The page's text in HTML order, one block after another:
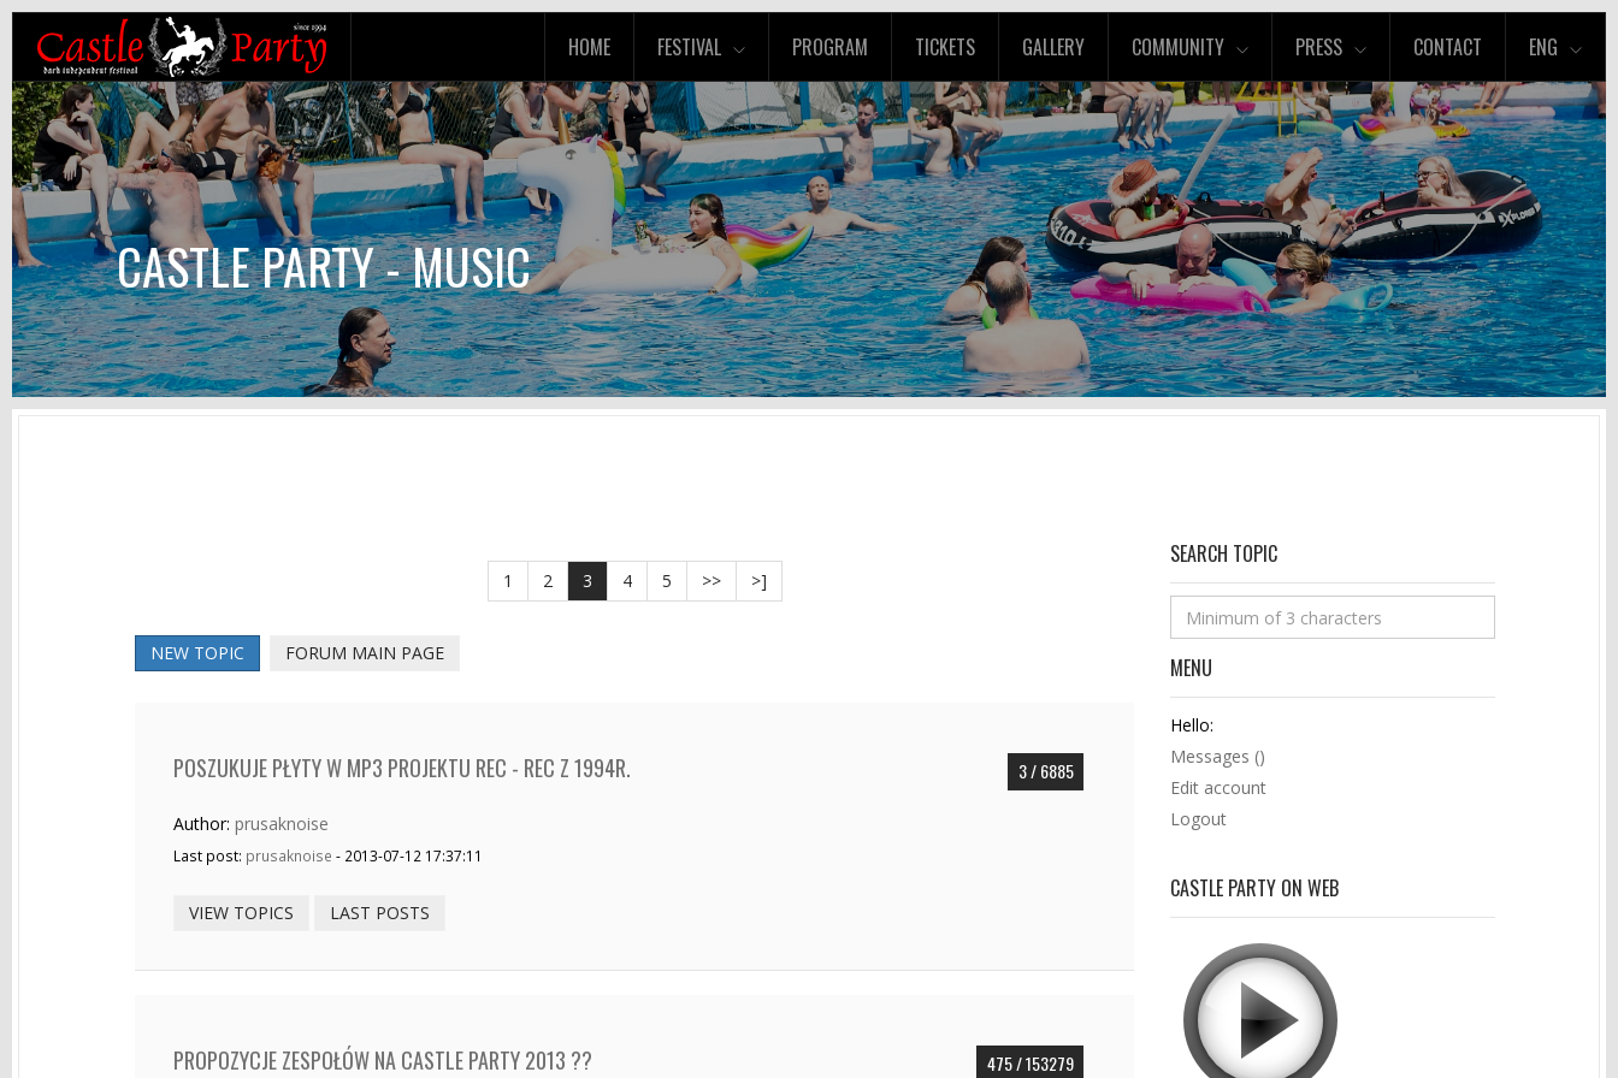
HOME FESTIVAL PROGRAM TICKETS GALLERY COMMUNITY PRESS CONTACT ENG
CASTLE PARTY - MUSIC
1 2 3 4 5 >> >]
NEW TOPIC FORUM MAIN PAGE
3 / 6885
POSZUKUJE PŁYTY W MP3 PROJEKTU REC - REC Z 1994R.
Author: prusaknoise
Last post: prusaknoise - 2013-07-12 17:37:11
VIEW TOPICS LAST POSTS
475 / 153279
PROPOZYCJE ZESPOŁÓW NA CASTLE PARTY 2013 ??
SEARCH TOPIC
MENU
Hello:
Messages ()
Edit account
Logout
CASTLE PARTY ON WEB